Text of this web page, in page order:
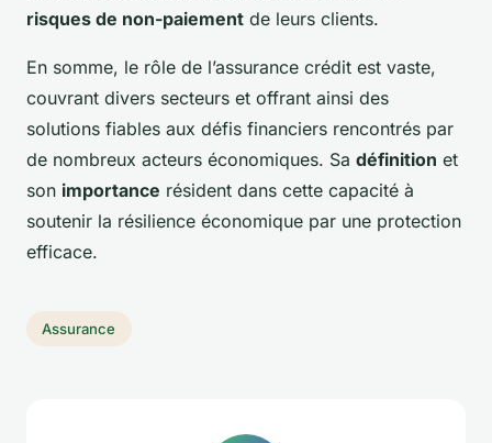
risques de non-paiement de leurs clients.
En somme, le rôle de l’assurance crédit est vaste,
couvrant divers secteurs et offrant ainsi des
solutions fiables aux défis financiers rencontrés par
de nombreux acteurs économiques. Sa définition et
son importance résident dans cette capacité à
soutenir la résilience économique par une protection
efficace.
Assurance